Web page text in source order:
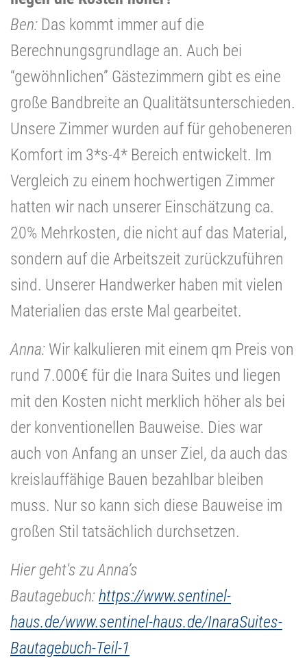
Ben: Das kommt immer auf die
Berechnungsgrundlage an. Auch bei
“gewöhnlichen” Gästezimmern gibt es eine
große Bandbreite an Qualitätsunterschieden.
Unsere Zimmer wurden auf für gehobeneren
Komfort im 3*s-4* Bereich entwickelt. Im
Vergleich zu einem hochwertigen Zimmer
hatten wir nach unserer Einschätzung ca.
20% Mehrkosten, die nicht auf das Material,
sondern auf die Arbeitszeit zurückzuführen
sind. Unserer Handwerker haben mit vielen
Materialien das erste Mal gearbeitet.
Anna: Wir kalkulieren mit einem qm Preis von
rund 7.000€ für die Inara Suites und liegen
mit den Kosten nicht merklich höher als bei
der konventionellen Bauweise. Dies war
auch von Anfang an unser Ziel, da auch das
kreislauffähige Bauen bezahlbar bleiben
muss. Nur so kann sich diese Bauweise im
großen Stil tatsächlich durchsetzen.
Hier geht's zu Anna’s
Bautagebuch: https://www.sentinel-
haus.de/www.sentinel-haus.de/InaraSuites-
Bautagebuch-Teil-1